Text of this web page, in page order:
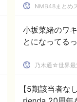
「HUKNMB48まとめ
小坂菜緒のワ
とになってる
【5期該当者な